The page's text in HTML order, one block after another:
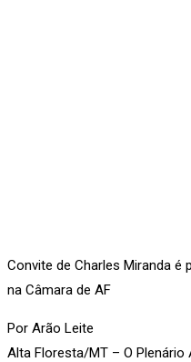
Convite de Charles Miranda é
na Câmara de AF
Por Arão Leite
Alta Floresta/MT – O Plenário